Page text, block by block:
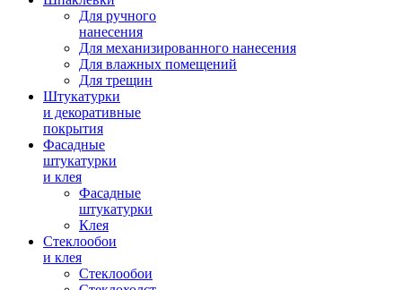
Для ручного
нанесения
Для механизированного нанесения
Для влажных помещений
Для трещин
Штукатурки
и декоративные
покрытия
Фасадные
штукатурки
и клея
Фасадные
штукатурки
Клея
Стеклообои
и клея
Стеклообои